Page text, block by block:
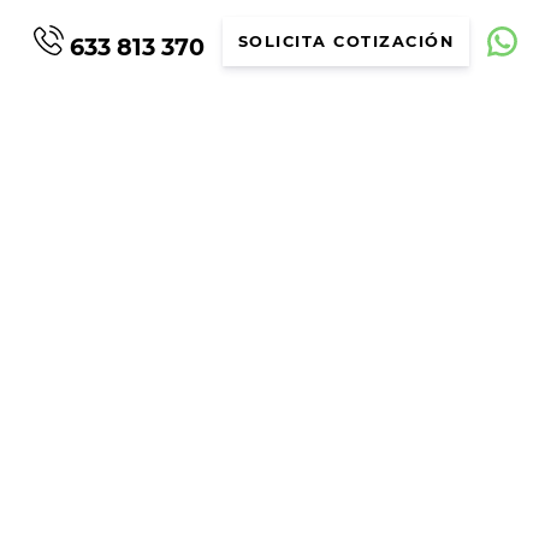
633 813 370 SOLICITA COTIZACIÓN